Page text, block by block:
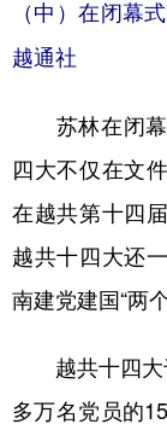
（中）在闭幕
越通社
苏林在闭幕
四大不仅在文
在越共第十四
越共十四大还
南建党建国“两
越共十四大
多万名党员的